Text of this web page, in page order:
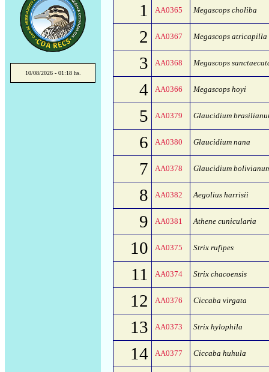
10/08/2026 - 01:18 hs.
1 AA0365 Megascops choliba
2 AA0367 Megascops atricapilla
3 AA0368 Megascops
4 AA0366 Megascops hoyi
5 AA0379 Glaucidium
6 AA0380 Glaucidium nana
7 AA0378 Glaucidium
8 AA0382 Aegolius harrisii
9 AA0381 Athene cunicularia
10 AA0375 Strix rufipes
11 AA0374 Strix chacoensis
12 AA0376 Ciccaba virgata
13 AA0373 Strix hylophila
14 AA0377 Ciccaba huhula